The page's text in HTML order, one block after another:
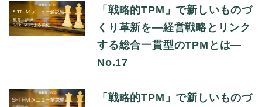
「戦略的TPM」で新しいものづ
くり革新を―経営戦略とリンク
する総合一貫型のTPMとは―
No.17
「戦略的TPM」で新しいものづ